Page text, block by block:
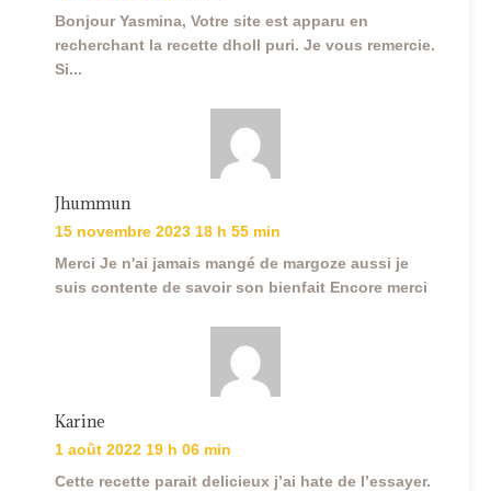
Bonjour Yasmina, Votre site est apparu en
recherchant la recette dholl puri. Je vous remercie.
Si...
Jhummun
15 novembre 2023 18 h 55 min
Merci Je n'ai jamais mangé de margoze aussi je
suis contente de savoir son bienfait Encore merci
Karine
1 août 2022 19 h 06 min
Cette recette parait delicieux j’ai hate de l’essayer.